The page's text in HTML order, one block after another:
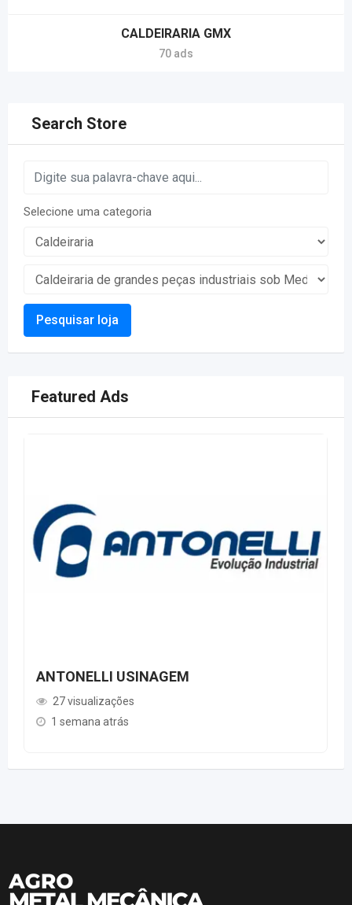
CALDEIRARIA GMX
70 ads
Search Store
Selecione uma categoria
Pesquisar loja
Featured Ads
ANTONELLI USINAGEM
27 visualizações
1 semana atrás